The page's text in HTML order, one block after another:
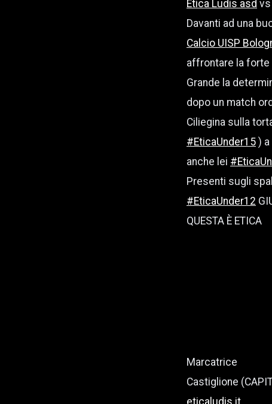
Etica Ludis asd vs
Davanti ad una
Calcio UISP
affrontare la
Grande la
dopo un match
Ciliegina sulla
#EticaUnder15 )
anche lei
Presenti sugli
#EticaUnder12
QUESTA È ETICA
Marcatrice
Castiglione
eticaludis.it